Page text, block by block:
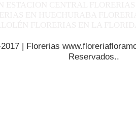
| Florerias
Reservados..